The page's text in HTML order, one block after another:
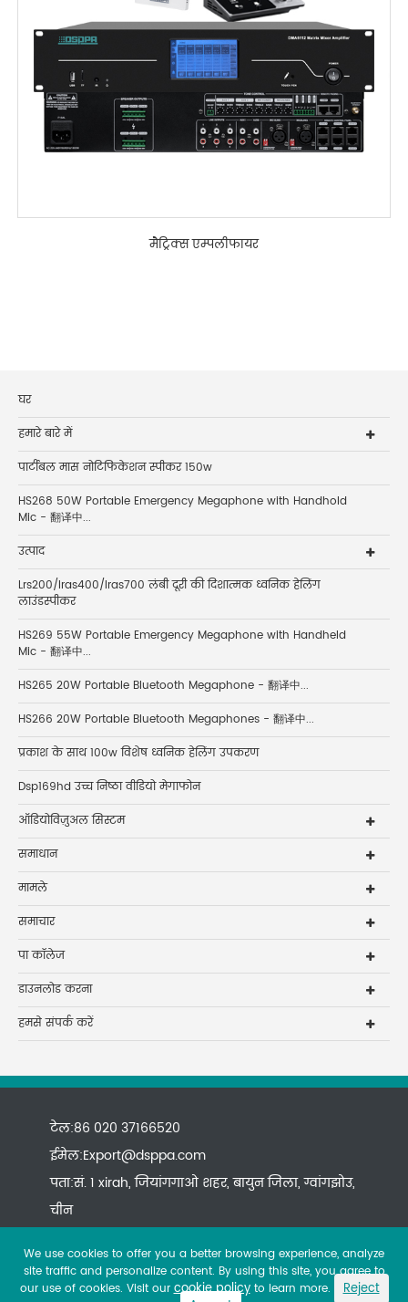
मैट्रिक्स एम्पलीफायर
घर
हमारे बारे में
पार्टीबल मास नोटिफिकेशन स्पीकर 150w
HS268 50W Portable Emergency Megaphone with Handhold
Mic - 翻译中...
उत्पाद
Lrs200/lras400/lras700 लंबी दूरी की दिशात्मक ध्वनिक हेलिंग
लाउंडस्पीकर
HS269 55W Portable Emergency Megaphone with Handheld
Mic - 翻译中...
HS265 20W Portable Bluetooth Megaphone - 翻译中...
HS266 20W Portable Bluetooth Megaphones - 翻译中...
प्रकाश के साथ 100w विशेष ध्वनिक हेलिंग उपकरण
Dsp169hd उच्च निष्ठा वीडियो मेगाफोन
ऑडियोविज़ुअल सिस्टम
समाधान
मामले
समाचार
पा कॉलेज
डाउनलोड करना
हमसे संपर्क करें
टेल:86 020 37166520
ईमेल:Export@dsppa.com
पता:सं. 1 xirah, जियांगगाओ शहर, बायुन जिला, ग्वांगझोउ,
चीन
We use cookies to offer you a better browsing experience, analyze
site traffic and personalize content. By using this site, you agree to
our use of cookies. Visit ourcookie policyto learn more.
Reject